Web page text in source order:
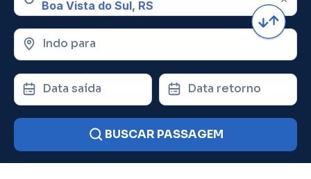
Indo para
Data saída Data retorno
BUSCAR PASSAGEM